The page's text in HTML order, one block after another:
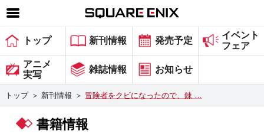
SQUARE ENIX 公式サイトメニュー
ゲーム
マガジン＆ブックス
グッズ
トップ 新刊情報 発売予定
イベント
フェア
アニメ
実写
雑誌情報 お知らせ
トップ ＞ 新刊情報 ＞ 冒険者をクビになったので、錬 …
書籍情報